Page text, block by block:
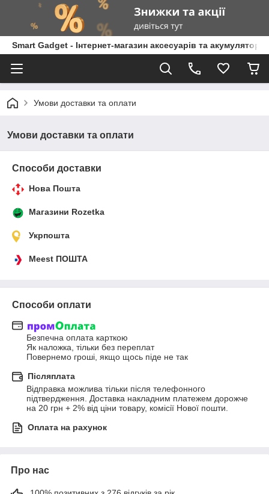
Smart Gadget - Інтернет-магазин аксесуарів та акумуляторів
Умови доставки та оплати
Умови доставки та оплати
Способи доставки
Нова Пошта
Магазини Rozetka
Укрпошта
Meest ПОШТА
Способи оплати
Безпечна оплата карткою
Як наложка, тільки без переплат
Повернемо гроші, якщо щось піде не так
Післяплата
Відправка можлива тільки після телефонного
підтвердження. Доставка накладним платежем дорожче
на 20 грн + 2% від ціни товару, комісії Нової пошти.
Оплата на рахунок
Про нас